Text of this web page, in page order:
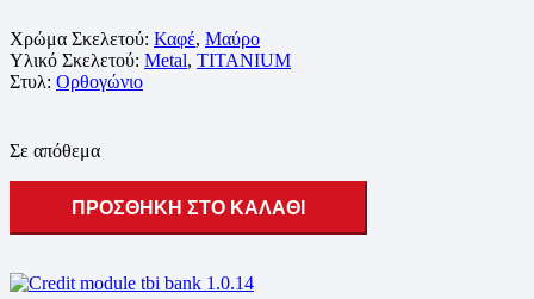
Χρώμα Σκελετού: Καφέ, Μαύρο
Υλικό Σκελετού: Metal, TITANIUM
Στυλ: Ορθογώνιο
Σε απόθεμα
ΠΡΟΣΘΗΚΗ ΣΤΟ ΚΑΛΑΘΙ